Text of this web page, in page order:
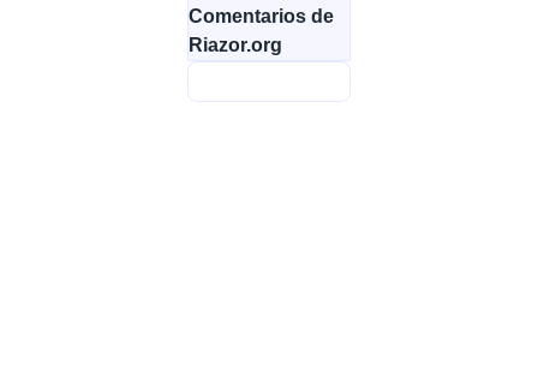
Comentarios de
Riazor.org